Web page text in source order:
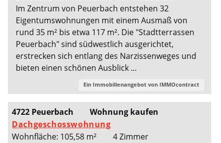
Im Zentrum von Peuerbach entstehen 32
Eigentumswohnungen mit einem Ausmaß von
rund 35 m² bis etwa 117 m². Die "Stadtterrassen
Peuerbach" sind südwestlich ausgerichtet,
erstrecken sich entlang des Narzissenweges und
bieten einen schönen Ausblick ...
Ein Immobilienangebot von IMMOcontract
4722 Peuerbach
Wohnung kaufen
Dachgeschosswohnung
Wohnfläche: 105,58 m²
4 Zimmer